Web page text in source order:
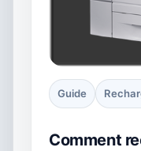
Guide
Comment